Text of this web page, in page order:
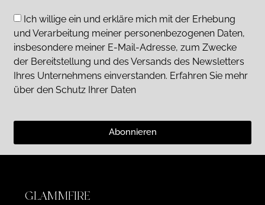
Ich willige ein und erkläre mich mit der Erhebung
und Verarbeitung meiner personenbezogenen Daten,
insbesondere meiner E-Mail-Adresse, zum Zwecke
der Bereitstellung und des Versands des Newsletters
Ihres Unternehmens einverstanden. Erfahren Sie mehr
über den Schutz Ihrer Daten
Abonnieren
GLAMMFIRE